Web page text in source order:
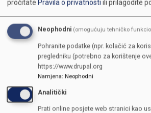
pročitate Pravila o privatnostiili prilagodite
Neophodni (omogućuju tehničko
Pohranite podatke (npr. kolačić za
pregledniku (potrebno za korištenje
https://www.drupal.org
Namjena: Neophodni
Analitički
Prati online posjete web stranici kao